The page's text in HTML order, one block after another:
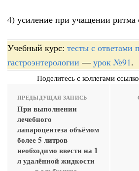
4) усиление при учащении ритма
Учебный курс: тесты с ответами
гастроэнтерологии — урок №91.
Поделитесь с коллегами
ПРЕДЫДУЩАЯ ЗАПИСЬ
При выполнении
лечебного
лапароцентеза объёмом
более 5 литров
необходимо ввести на 1
л удалённой жидкости